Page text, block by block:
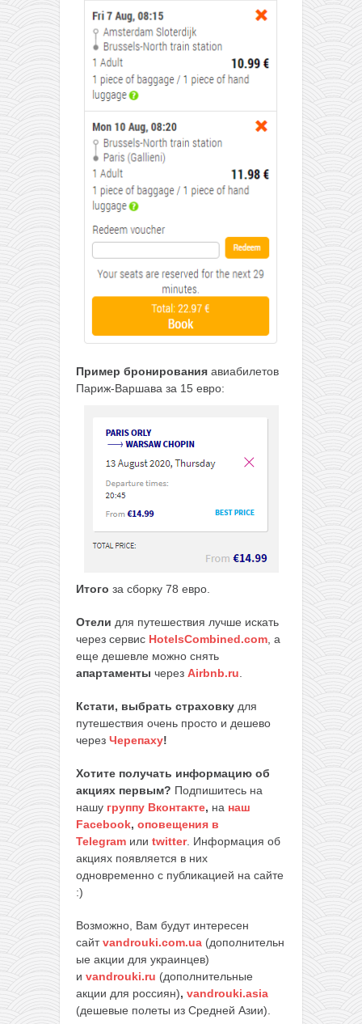
Пример бронирования авиабилетов
Париж-Варшава за 15 евро:
Итого за сборку 78 евро.
Отели для путешествия лучше искать
через сервис HotelsCombined.com , а
еще дешевле можно снять
апартаменты через Airbnb.ru
Кстати, выбрать страховку для
путешествия очень просто и дешево
через Черепаху!
Хотите получать информацию об
акциях первым? Подпишитесь на
нашу группу Вконтакте, на наш
Facebook, оповещения в
Telegram или twitter. Информация об
акциях появляется в них
одновременно с публикацией на сайте
:)
Возможно, Вам будут интересен
сайтvandrouki.com.ua (дополнительн
ые акции для украинцев)
и vandrouki.ru (дополнительные
акции для россиян), vandrouki.asia
(дешевые полеты из Средней Азии).